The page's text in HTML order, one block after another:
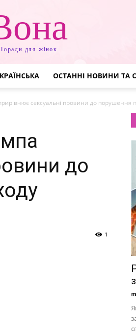
для жінок
ОСТАННІ НОВИНИ ТА
сексуальні провини до порушення
до
1